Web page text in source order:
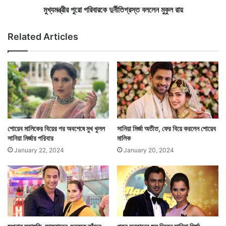
তাছাড়া তিনি পাকিস্তান ক্রিকেটারদের অভিভাবক বা শিক্ষক নন যে,
তাঁরা কখন ঘুমোতে যাবেন, কখন খাবেন, কখন তাঁরা ঘুম থেকে
উঠবেন তা তিনি দেখবেন।
দু
র্নী
তি
গ্র
স্ত
ব
ল
লে
ন
মু
কু
রা
য়
মুখ্যমন্ত্রীর পুরো পরিবারকে দুর্নীতিগ্রস্ত বললেন মুকুল রায়
Related Articles
শোয়েব মালিকের বিয়ের পর অবশেষে মুখ খুলল
সানিয়া মির্জার পরিবার
January 22, 2024
সানিয়া মির্জা অতীত, ফের বিয়ে করলেন শোয়েব
মালিক
January 20, 2024